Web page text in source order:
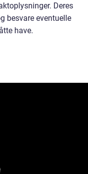
Deres
besvare eventuelle
have.